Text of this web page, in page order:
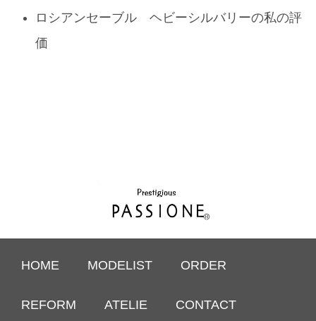
ロシアンセーブル ヘビーシルバリーの私の評
価
HOME MODELIST ORDER
REFORM ATELIE CONTACT